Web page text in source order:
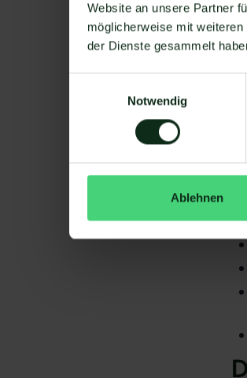
Website an unsere Partner
möglicherweise mit
der Dienste gesammelt
Notwendig
Ablehnen